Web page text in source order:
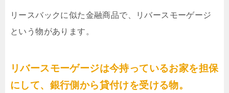
リースバックに似た金融商品で、リバースモーゲージ
という物があります。
リバースモーゲージは今持っているお家を担保
にして、銀行側から貸付けを受ける物。